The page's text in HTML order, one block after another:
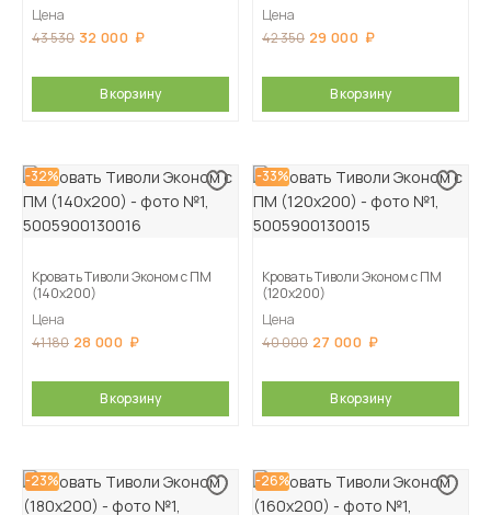
Цена
43 530 32 000
В корзину
Цена
42 350 29 000
В корзину
-32%
Кровать Тиволи Эконом с ПМ
(140х200)
Цена
41 180 28 000
В корзину
-33%
Кровать Тиволи Эконом с ПМ
(120х200)
Цена
40 000 27 000
В корзину
-23% -26%